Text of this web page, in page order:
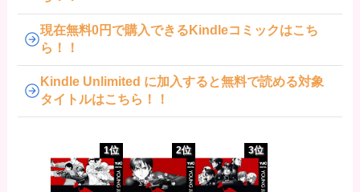
現在無料0円で購入できるKindleコミックはこち
ら！！
Kindle Unlimited に加入すると無料で読める対象
タイトルはこちら！！
1位 2位 3位